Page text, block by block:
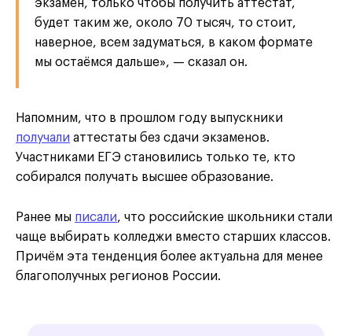
экзамен, только чтобы получить аттестат,
будет таким же, около 70 тысяч, то стоит,
наверное, всем задуматься, в каком формате
мы остаёмся дальше», — сказал он.
Напомним, что в прошлом году выпускники
получали аттестаты без сдачи экзаменов.
Участниками ЕГЭ становились только те, кто
собирался получать высшее образование.
Ранее мы писали, что российские школьники стали
чаще выбирать колледжи вместо старших классов.
Причём эта тенденция более актуальна для менее
благополучных регионов России.